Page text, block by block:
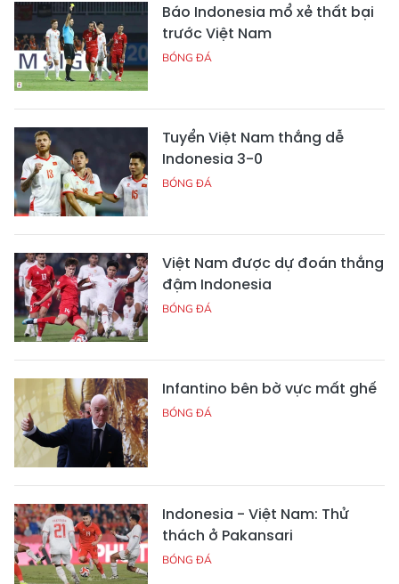
Báo Indonesia mổ xẻ thất bại
trước Việt Nam
BÓNG ĐÁ
Tuyển Việt Nam thắng dễ
Indonesia 3-0
BÓNG ĐÁ
Việt Nam được dự đoán thắng
đậm Indonesia
BÓNG ĐÁ
Infantino bên bờ vực mất ghế
BÓNG ĐÁ
Indonesia - Việt Nam: Thử
thách ở Pakansari
BÓNG ĐÁ